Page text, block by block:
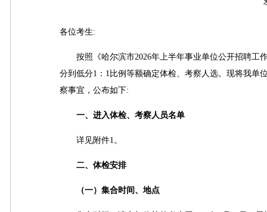
各位考生:
按照《哈尔滨市2026年上半年事业单位公开招聘工
分到低分1：1比例等额确定体检、考察人选。现将我单
察事宜，公布如下:
一、进入体检、考察人员名单
详见附件1。
二、体检安排
（一）集合时间、地点